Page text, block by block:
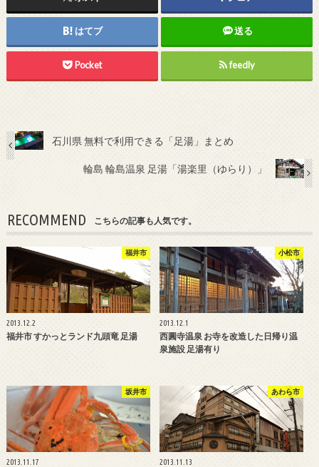
はてブ 送る
Pocket feedly
石川県 無料で利用できる「足湯」まとめ
輪島 輪島温泉 足湯「湯楽里（ゆらり）」
RECOMMEND こちらの記事も人気です。
福井市
2013.12.2
福井市 すかっとランド九頭竜 足湯
小松市
2013.12.1
西圓寺温泉 お寺を改造した日帰り温
泉施設 足湯有り
坂井市
2013.11.17
あわら市
2013.11.13